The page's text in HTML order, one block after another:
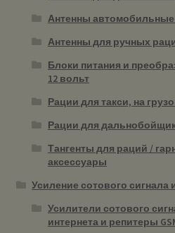
Антенны автомобильные
Антенны для ручных
Блоки питания и
12 вольт
Рации для такси, на
Рации для
Тангенты для раций /
аксессуары
Усиление сотового сигнала
Усилители сотового
интернета и репитеры